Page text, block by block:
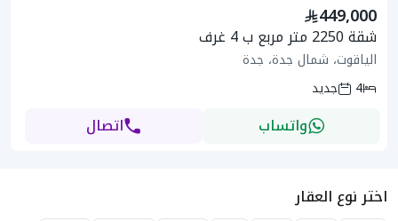
449,000
شقة 2250 متر مربع ب 4 غرف
الياقوت، شمال جدة، جدة
4
جديد
واتساب اتصال
اختر نوع العقار